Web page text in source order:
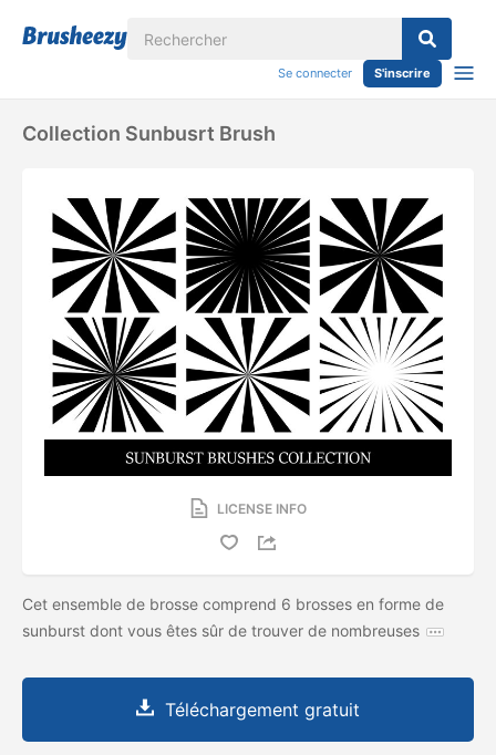
Se connecter S'inscrire
Collection Sunbusrt Brush
LICENSE INFO
Cet ensemble de brosse comprend 6 brosses en forme de
sunburst dont vous êtes sûr de trouver de nombreuses
Téléchargement gratuit